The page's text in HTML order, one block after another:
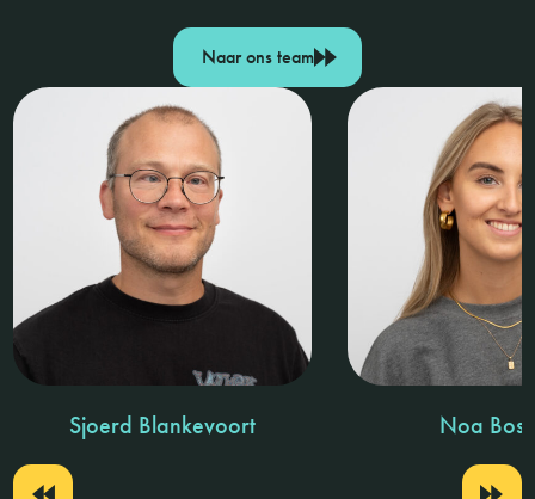
Naar ons team
Sjoerd Blankevoort Noa